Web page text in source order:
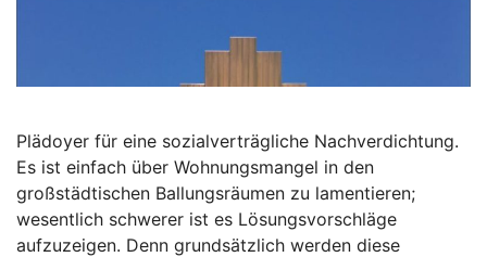
Plädoyer für eine sozialverträgliche Nachverdichtung.
Es ist einfach über Wohnungsmangel in den
großstädtischen Ballungsräumen zu lamentieren;
wesentlich schwerer ist es Lösungsvorschläge
aufzuzeigen. Denn grundsätzlich werden diese